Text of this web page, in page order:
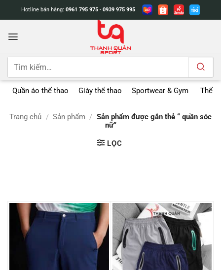
dung
Hotline bán hàng: 0961 795 975 - 0939 975 995
Tìm
Quần áo thể thao Giày thể thao Sportwear & Gym Thể
Trang chủ / Sản phẩm / Sản phẩm được gắn thẻ “ quần sóc
nữ”
LỌC